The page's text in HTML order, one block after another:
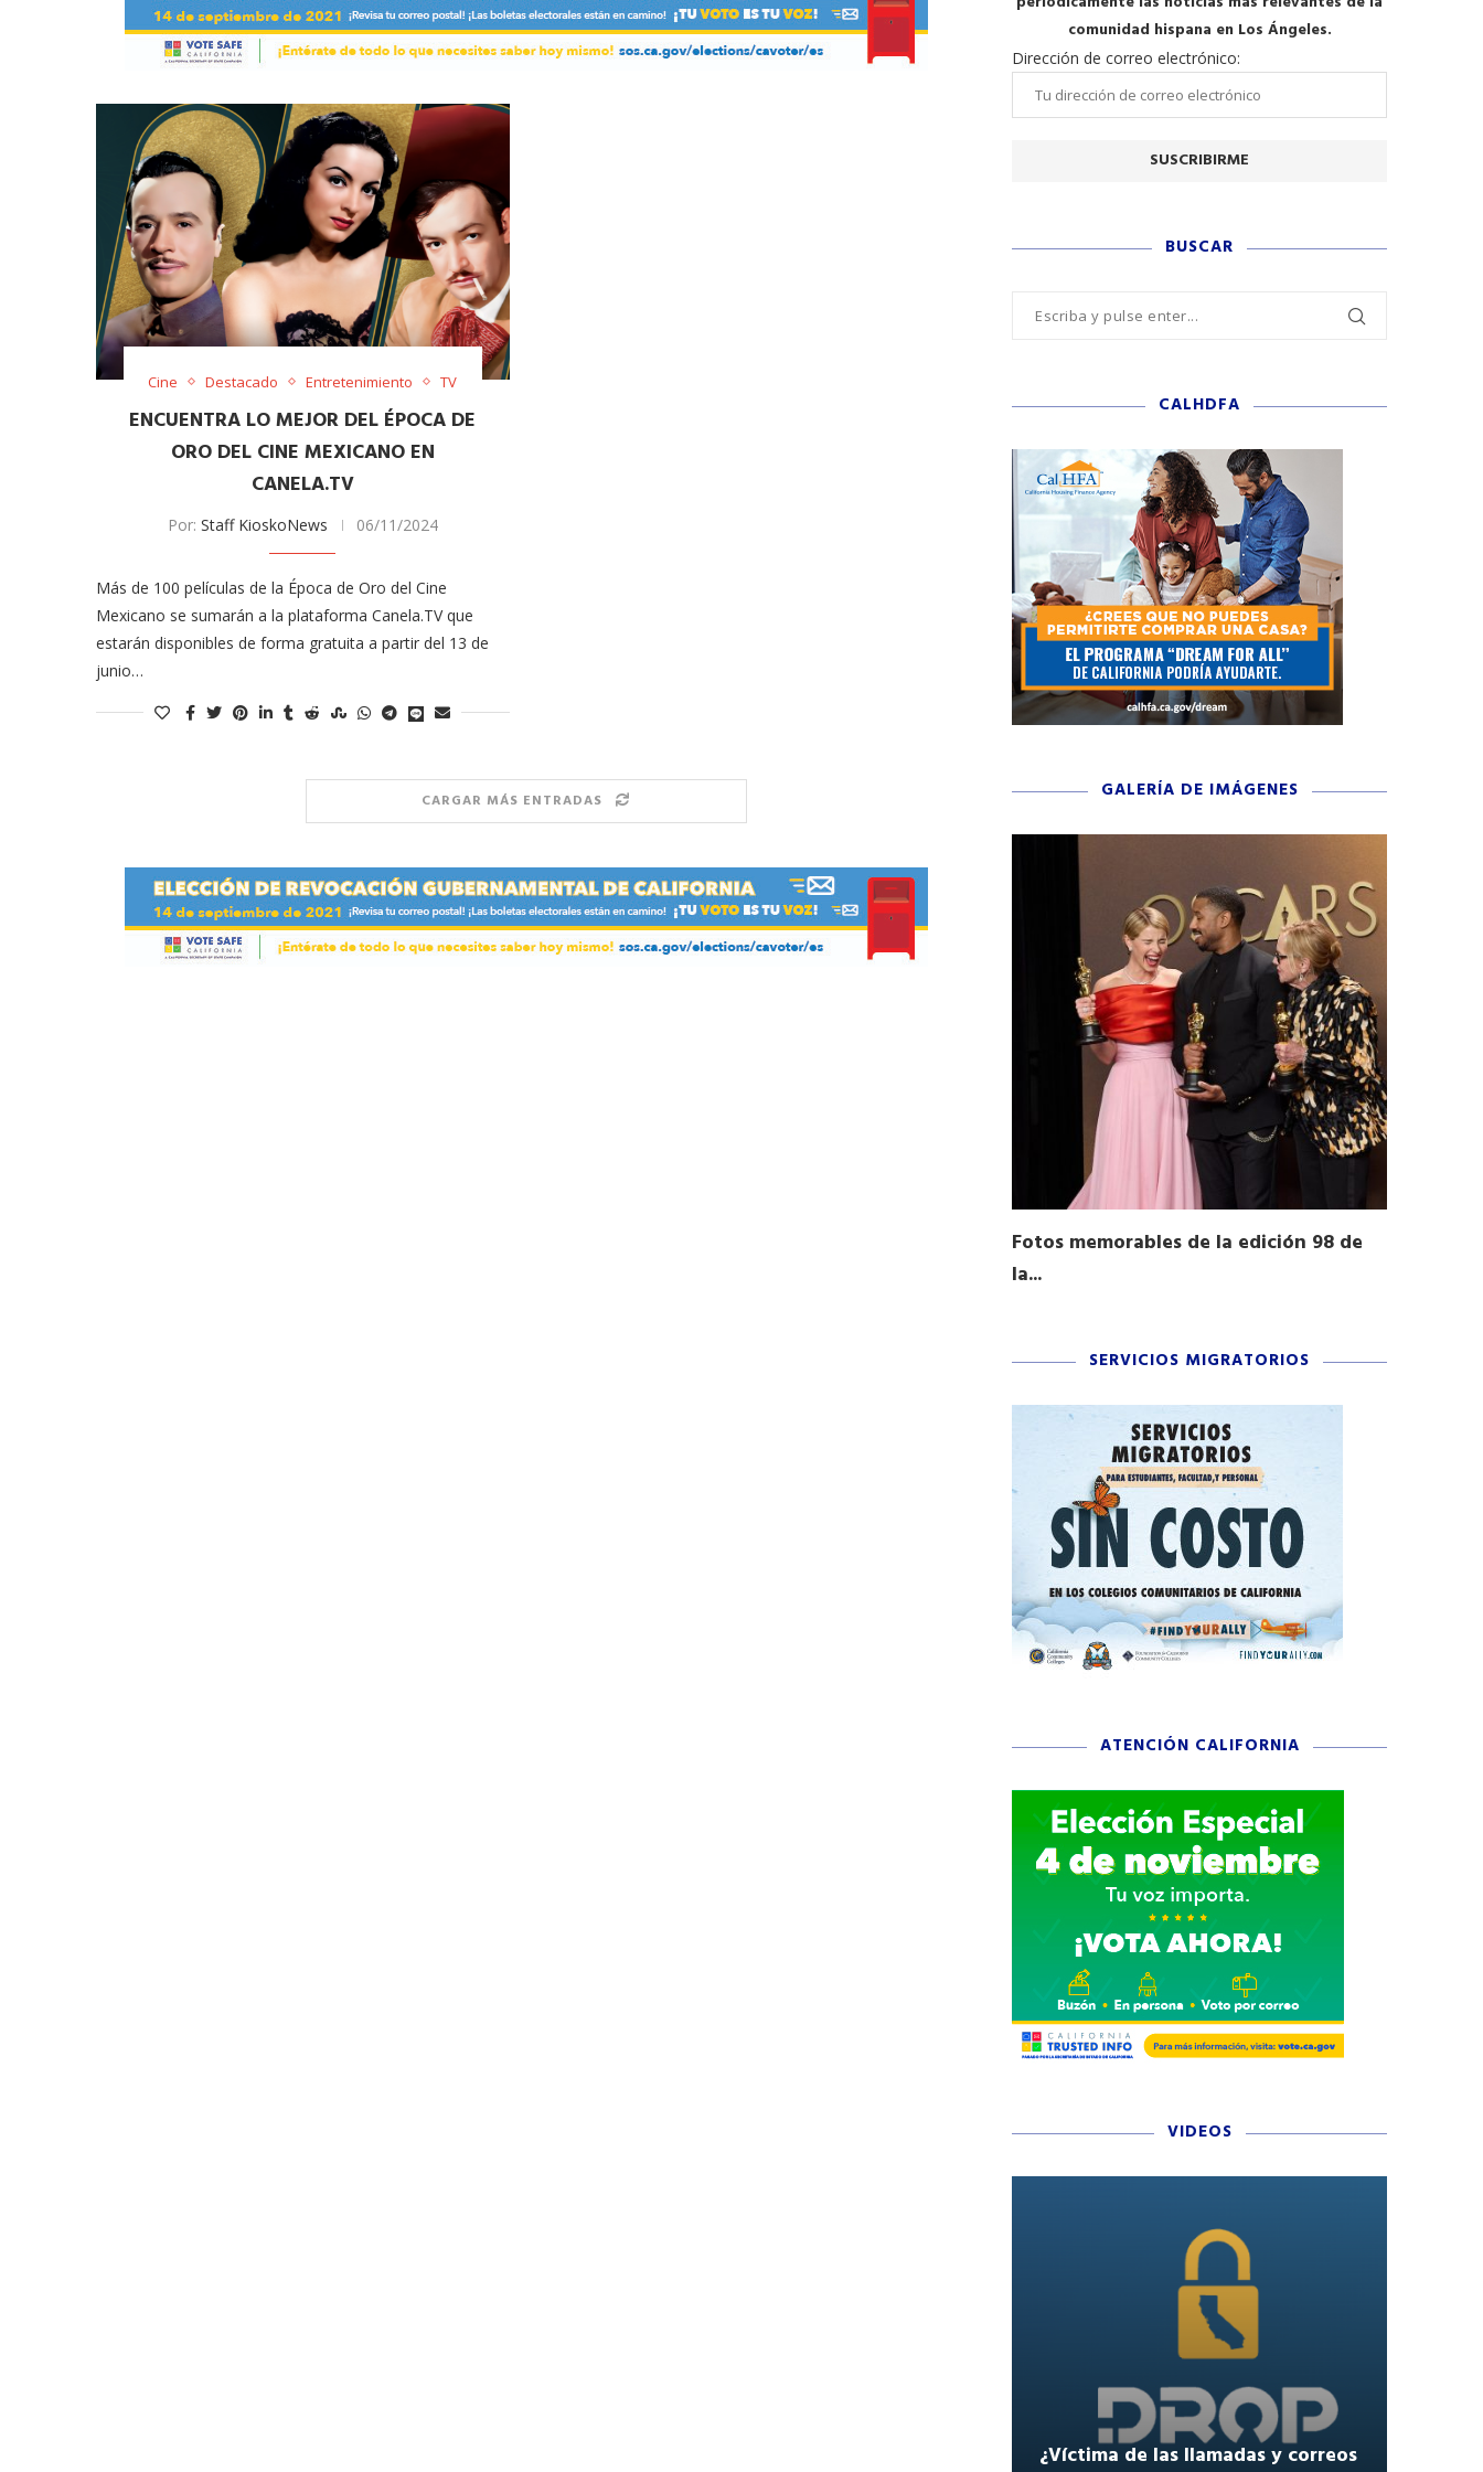
Cine Destacado Entretenimiento TV
ENCUENTRA LO MEJOR DEL ÉPOCA DE
ORO DEL CINE MEXICANO EN
CANELA.TV
Por: Staff KioskoNews 06/11/2024
Más de 100 películas de la Época de Oro del Cine
Mexicano se sumarán a la plataforma Canela.TV que
estarán disponibles de forma gratuita a partir del 13 de
junio…
CARGAR MÁS ENTRADAS
comunidad hispana en Los Ángeles.
Dirección de correo electrónico:
BUSCAR
CALHDFA
GALERÍA DE IMÁGENES
Fotos memorables de la edición 98 de
la...
SERVICIOS MIGRATORIOS
ATENCIÓN CALIFORNIA
VIDEOS
¿Víctima de las llamadas y correos